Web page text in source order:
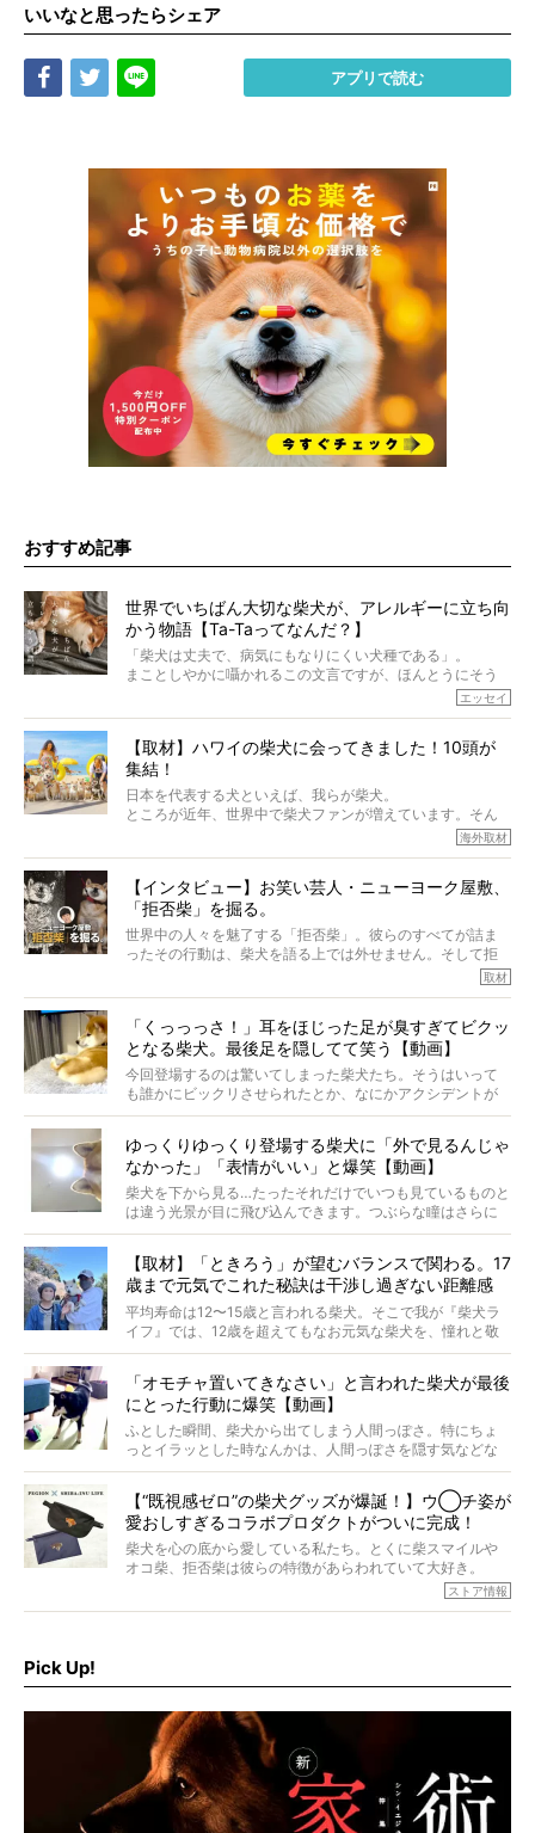
いいなと思ったらシェア
Share Tweet アプリで読む
おすすめ記事
世界でいちばん大切な柴犬が、アレルギーに立ち向
かう物語【Ta-Taってなんだ？】
「柴犬は丈夫で、病気にもなりにくい犬種である」。
まことしやかに囁かれるこの文言ですが、ほんとうにそう
でも、いざそれぞれの個体を見ていくと、丈夫で病気にも
なりにくい、とは言えないような気もするのです。
実際に「病気にならない」などということはないし、飼い
主はそのためにやるべきことがある。
今回は、柴犬に関わる方たちすべてに読んで欲しい、ある
語でした。
※文章はご本人の了承を得て編集しています
※画像はすべてイメージです
※この記事は個人の感想であり、効果・効能を示すものではありません
エッセイ
【取材】ハワイの柴犬に会ってきました！10頭が
集結！
日本を代表する犬といえば、我らが柴犬。
ところが近年、世界中で柴犬ファンが増えています。そん
な中「柴犬ライフ」が目をつけたのは、南の楽園ハワイ。
そんな噂を聞きつけ、今回はハワイの柴犬たちを取材して
きました！
海外取材
【インタビュー】お笑い芸人・ニューヨーク屋敷、
「拒否柴」を掘る。
世界中の人々を魅了する「拒否柴」。彼らのすべてが詰ま
ったその行動は、柴犬を語る上では外せません。そして拒
否柴がここまで話題になるのは、“映える”ことも理由のひと
がるのでしょうか。
最近版画製作を始めた、お笑いコンビ「ニューヨーク」の
屋敷裕政さんに、拒否柴を掘っていただきました！ イン
タビューと合わせてご覧ください。
取材
「くっっっさ！」耳をほじった足が臭すぎてビクッ
となる柴犬。最後足を隠してて笑う【動画】
今回登場するのは驚いてしまった柴犬たち。そうはいって
も誰かにビックリさせられたとか、なにかアクシデントが
起きたとか、そういうことが原因ではありません。全ての
ゆっくりゆっくり登場する柴犬に「外で見るんじゃ
なかった」「表情がいい」と爆笑【動画】
柴犬を下から見る…たったそれだけでいつも見ているものと
は違う光景が目に飛び込んできます。つぶらな瞳はさらに
つぶらに見え、モフモフのお顔はさらにモフモフに見えま
【取材】「ときろう」が望むバランスで関わる。17
歳まで元気でこれた秘訣は干渉し過ぎない距離感
#38ときろう
平均寿命は12〜15歳と言われる柴犬。そこで我が『柴犬ラ
イフ』では、12歳を超えてもなお元気な柴犬を、憧れと敬
意を込めて“レジェンド柴”と呼んでいます。 この特集で
ォーカスし、その元気の秘訣や、老犬と暮らすうえで大切
だと思うことを、オーナーさんに語っていただきます。今
回登場してくれたのは、17歳のときろうくん。小さい頃か
ら食が細かったため、何でも食べさせてきたということで
「オモチャ置いてきなさい」と言われた柴犬が最後
にとった行動に爆笑【動画】
ふとした瞬間、柴犬から出てしまう人間っぽさ。特にちょ
っとイラッとした時なんかは、人間っぽさを隠す気などな
いように見えます。もしかして本当の本当は、中身は人間
【“既視感ゼロ”の柴犬グッズが爆誕！】ウ◯チ姿が
愛おしすぎるコラボプロダクトがついに完成！
柴犬を心の底から愛している私たち。とくに柴スマイルや
オコ柴、拒否柴は彼らの特徴があらわれていて大好き。
でもちょっと待て…もうひとつ、忘れてはならない愛おしい
ストア情報
Pick Up!